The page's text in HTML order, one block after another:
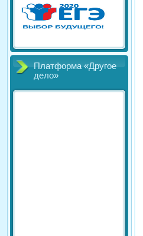
Платформа «Другое
дело»